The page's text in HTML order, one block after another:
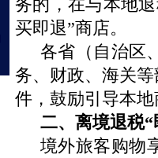
务的，在与本地
买即退”商店。
各省（自治区
务、财政、海关
件，鼓励引导本
二、离境退税
境外旅客购物